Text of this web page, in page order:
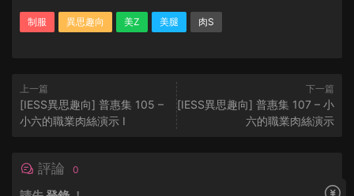
制服 異思趣向 美Z 美腿 肉S
上一篇
[IESS異思趣向] 普惠集 105 –
小六的職業肉絲演示 I
下一篇
[IESS異思趣向] 普惠集 107 – 小
六的職業肉絲演示
評論 0